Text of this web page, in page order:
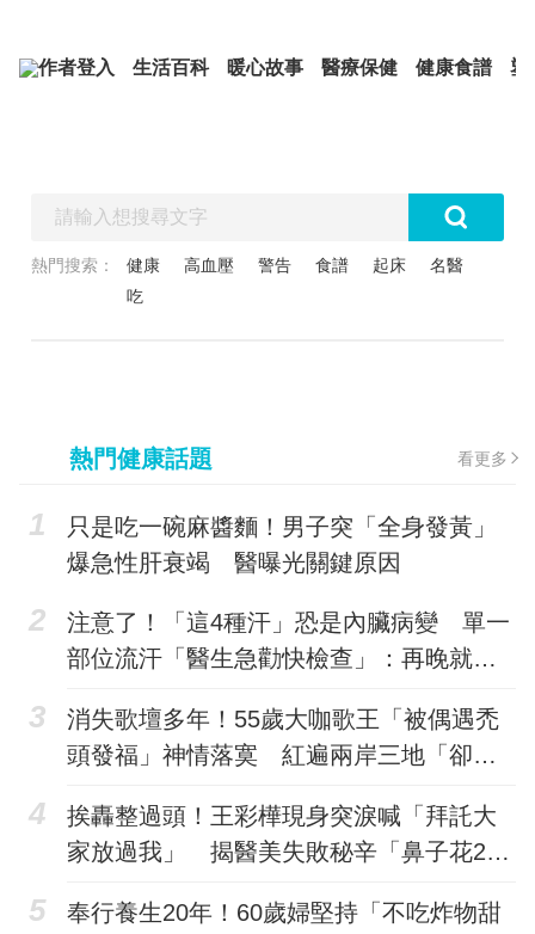
作者登入 生活百科 暖心故事 醫療保健 健康食譜 塑
熱門搜索： 健康 高血壓 警告 食譜 起床
名醫
吃
熱門健康話題 看更多
只是吃一碗麻醬麵！男子突「全身發黃」
爆急性肝衰竭 醫曝光關鍵原因
注意了！「這4種汗」恐是內臟病變 單一
部位流汗「醫生急勸快檢查」：再晚就發
消失歌壇多年！55歲大咖歌王「被偶遇禿
頭發福」神情落寞 紅遍兩岸三地「卻因2
挨轟整過頭！王彩樺現身突淚喊「拜託大
家放過我」 揭醫美失敗秘辛「鼻子花20
奉行養生20年！60歲婦堅持「不吃炸物甜